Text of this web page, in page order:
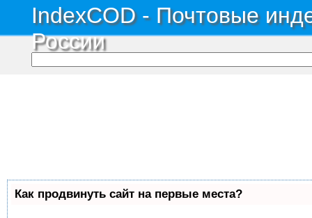
IndexCOD - Почтовые
России
Как продвинуть сайт на первые места?